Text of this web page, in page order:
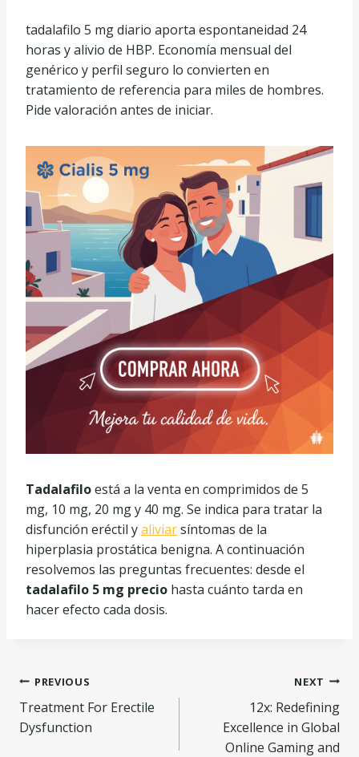
tadalafilo 5 mg diario aporta espontaneidad 24
horas y alivio de HBP. Economía mensual del
genérico y perfil seguro lo convierten en
tratamiento de referencia para miles de hombres.
Pide valoración antes de iniciar.
Tadalafiloestá a la venta en comprimidos de 5
mg, 10 mg, 20 mg y 40 mg. Se indica para tratar la
disfunción eréctil yaliviarsíntomas de la
hiperplasia prostática benigna. A continuación
resolvemos las preguntas frecuentes: desde el
tadalafilo 5 mg precio hasta cuánto tarda en
hacer efecto cada dosis.
Navegação
de
PREVIOUS
Treatment For Erectile
Dysfunction
NEXT
12x: Redefining
Excellence in Global
Online Gaming and